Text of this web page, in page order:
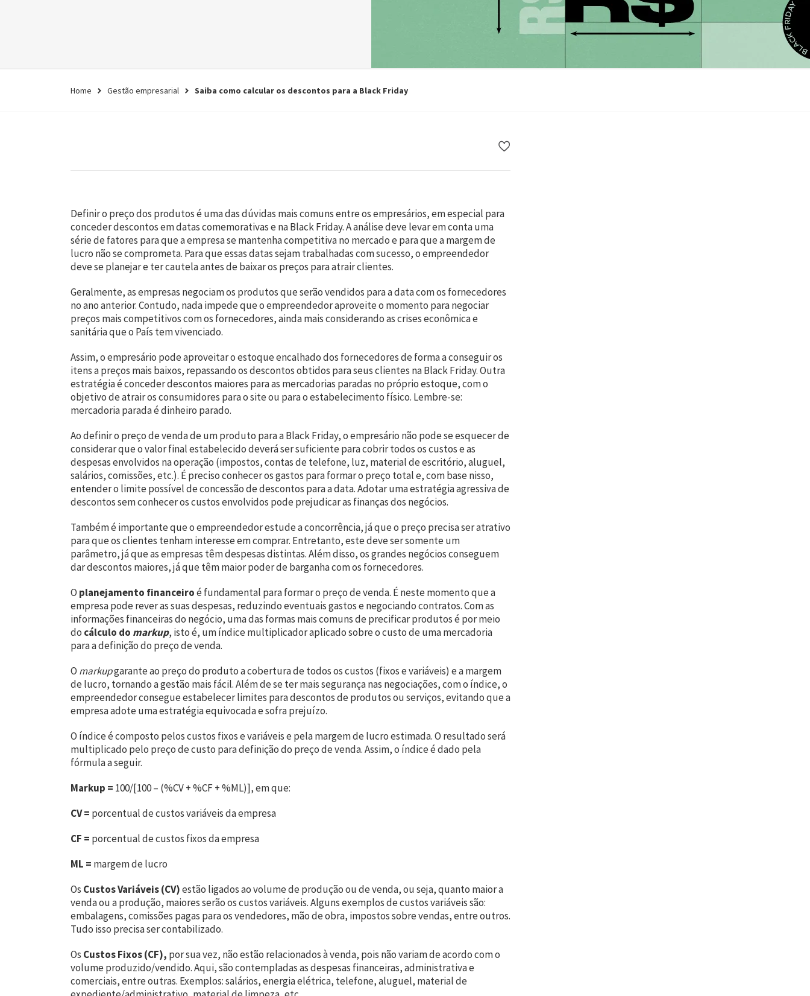
Logística Reversa
Benefício é cuidar dos seus funcionários com planos individuais a partir de
Boletim informativo mensal, destinado para o pequeno empreendedor.
Home Gestão empresarial Saiba como calcular os descontos para a Black Friday
Definir o preço dos produtos é uma das dúvidas mais comuns entre os empresários, em especial para
conceder descontos em datas comemorativas e na Black Friday. A análise deve levar em conta uma
série de fatores para que a empresa se mantenha competitiva no mercado e para que a margem de
lucro não se comprometa. Para que essas datas sejam trabalhadas com sucesso, o empreendedor
deve se planejar e ter cautela antes de baixar os preços para atrair clientes.
Geralmente, as empresas negociam os produtos que serão vendidos para a data com os fornecedores
no ano anterior. Contudo, nada impede que o empreendedor aproveite o momento para negociar
preços mais competitivos com os fornecedores, ainda mais considerando as crises econômica e
sanitária que o País tem vivenciado.
Assim, o empresário pode aproveitar o estoque encalhado dos fornecedores de forma a conseguir os
itens a preços mais baixos, repassando os descontos obtidos para seus clientes na Black Friday. Outra
estratégia é conceder descontos maiores para as mercadorias paradas no próprio estoque, com o
objetivo de atrair os consumidores para o site ou para o estabelecimento físico. Lembre-se:
mercadoria parada é dinheiro parado.
Ao definir o preço de venda de um produto para a Black Friday, o empresário não pode se esquecer de
considerar que o valor final estabelecido deverá ser suficiente para cobrir todos os custos e as
despesas envolvidos na operação (impostos, contas de telefone, luz, material de escritório, aluguel,
salários, comissões, etc.). É preciso conhecer os gastos para formar o preço total e, com base nisso,
entender o limite possível de concessão de descontos para a data. Adotar uma estratégia agressiva de
descontos sem conhecer os custos envolvidos pode prejudicar as finanças dos negócios.
Também é importante que o empreendedor estude a concorrência, já que o preço precisa ser atrativo
para que os clientes tenham interesse em comprar. Entretanto, este deve ser somente um
parâmetro, já que as empresas têm despesas distintas. Além disso, os grandes negócios conseguem
dar descontos maiores, já que têm maior poder de barganha com os fornecedores.
O planejamento financeiroé fundamental para formar o preço de venda. É neste momento que a
empresa pode rever as suas despesas, reduzindo eventuais gastos e negociando contratos. Com as
informações financeiras do negócio, uma das formas mais comuns de precificar produtos é por meio
do cálculo do markup, isto é, um índice multiplicador aplicado sobre o custo de uma mercadoria
para a definição do preço de venda.
O markupgarante ao preço do produto a cobertura de todos os custos (fixos e variáveis) e a margem
de lucro, tornando a gestão mais fácil. Além de se ter mais segurança nas negociações, com o índice, o
empreendedor consegue estabelecer limites para descontos de produtos ou serviços, evitando que a
empresa adote uma estratégia equivocada e sofra prejuízo.
O índice é composto pelos custos fixos e variáveis e pela margem de lucro estimada. O resultado será
multiplicado pelo preço de custo para definição do preço de venda. Assim, o índice é dado pela
fórmula a seguir.
Markup = 100/[100 – (%CV + %CF + %ML)], em que:
CV = porcentual de custos variáveis da empresa
CF = porcentual de custos fixos da empresa
ML = margem de lucro
Os Custos Variáveis (CV)estão ligados ao volume de produção ou de venda, ou seja, quanto maior a
venda ou a produção, maiores serão os custos variáveis. Alguns exemplos de custos variáveis são:
embalagens, comissões pagas para os vendedores, mão de obra, impostos sobre vendas, entre outros.
Tudo isso precisa ser contabilizado.
Os Custos Fixos (CF), por sua vez, não estão relacionados à venda, pois não variam de acordo com o
volume produzido/vendido. Aqui, são contempladas as despesas financeiras, administrativa e
comerciais, entre outras. Exemplos: salários, energia elétrica, telefone, aluguel, material de